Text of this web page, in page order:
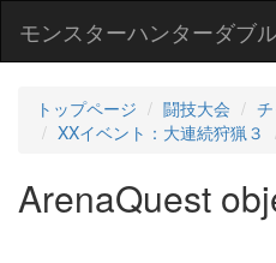
モンスターハンターダブ
トップページ 闘技大会
XXイベント：大連続狩猟３
ArenaQuest